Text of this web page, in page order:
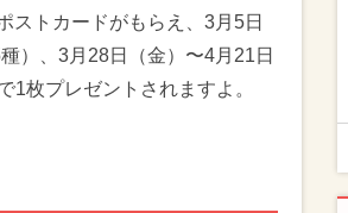
ストカードがもらえ、3月5日
）、3月28日（金）〜4月21日
1枚プレゼントされますよ。